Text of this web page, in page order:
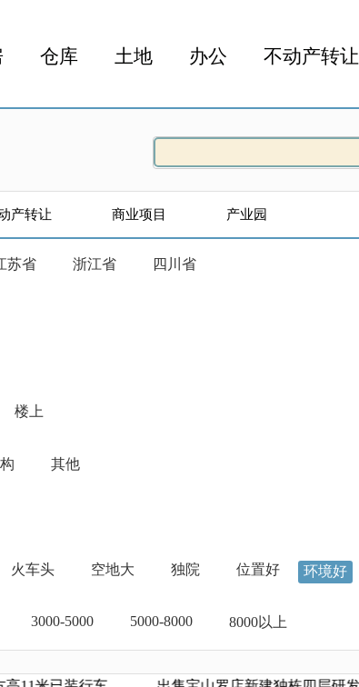
仓库 土地 办公 不动产转让
产转让 商业项目 产业园
苏省 浙江省 四川省
楼上
其他
火车头 空地大 独院 位置好 环境好
3000-5000 5000-8000 8000以上